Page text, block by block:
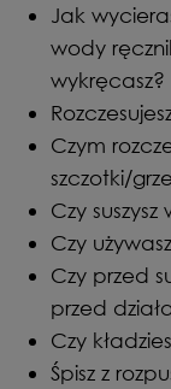
Jak
wody
wykręcasz?
Czym
szczotki/
Czy suszysz
Czy
Czy przed
przed
Czy
Śpisz z